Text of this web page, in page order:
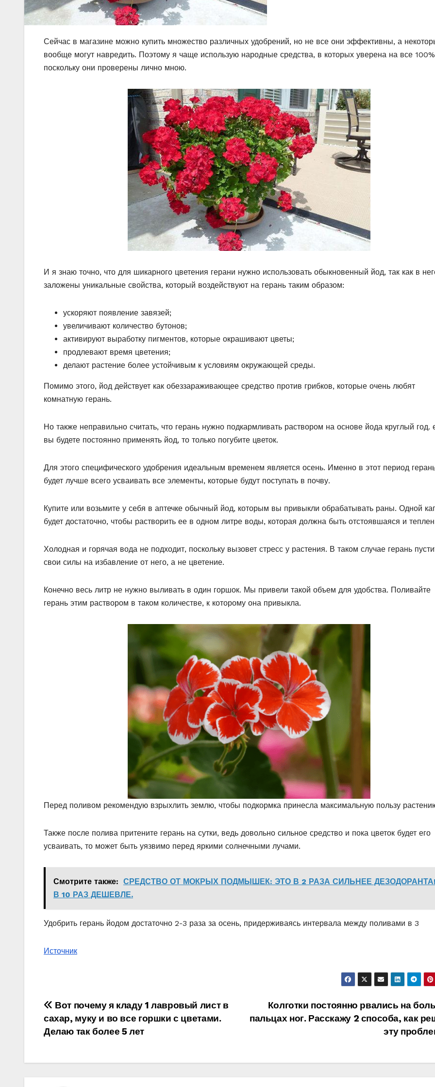
Сейчас в магазине можно купить множество различных удобрений, но не все они эффективны, а
вообще могут навредить. Поэтому я чаще использую народные средства, в которых уверена на все
поскольку они проверены лично мною.
И я знаю точно, что для шикарного цветения герани нужно использовать обыкновенный йод, так как в
заложены уникальные свойства, который воздействуют на герань таким образом:
ускоряют появление завязей;
увеличивают количество бутонов;
активируют выработку пигментов, которые окрашивают цветы;
продлевают время цветения;
делают растение более устойчивым к условиям окружающей среды.
Помимо этого, йод действует как обеззараживающее средство против грибков, которые очень любят
комнатную герань.
Но также неправильно считать, что герань нужно подкармливать раствором на основе йода круглый год.
вы будете постоянно применять йод, то только погубите цветок.
Для этого специфического удобрения идеальным временем является осень. Именно в этот период
будет лучше всего усваивать все элементы, которые будут поступать в почву.
Купите или возьмите у себя в аптечке обычный йод, которым вы привыкли обрабатывать раны. Одной
будет достаточно, чтобы растворить ее в одном литре воды, которая должна быть отстоявшаяся и
Холодная и горячая вода не подходит, поскольку вызовет стресс у растения. В таком случае герань
свои силы на избавление от него, а не цветение.
Конечно весь литр не нужно выливать в один горшок. Мы привели такой объем для удобства. Поливайте
герань этим раствором в таком количестве, к которому она привыкла.
Перед поливом рекомендую взрыхлить землю, чтобы подкормка принесла максимальную пользу
Также после полива притените герань на сутки, ведь довольно сильное средство и пока цветок будет его
усваивать, то может быть уязвимо перед яркими солнечными лучами.
Смотрите также: СРЕДСТВО ОТ МОКРЫХ ПОДМЫШЕК: ЭТО В 2 РАЗА СИЛЬНЕЕ
В 10 РАЗ ДЕШЕВЛЕ.
Удобрить герань йодом достаточно 2-3 раза за осень, придерживаясь интервала между поливами в 3
Источник
Навигация
по
Колготки постоянно рвались на
пальцах ног. Расскажу 2 способа, как
эту
Вот почему я кладу 1 лавровый лист в
сахар, муку и во все горшки с цветами.
Делаю так более 5 лет